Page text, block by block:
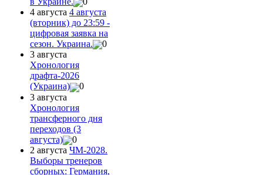
4 августа 4 августа
(вторник) до 23:59 -
цифровая заявка на
сезон. Украина.
0
3 августа
Хронология
драфта-2026
(Украина)
0
3 августа
Хронология
трансферного дня
переходов (3
августа)
0
2 августа ЧМ-2028.
Выборы тренеров
сборных: Германия,